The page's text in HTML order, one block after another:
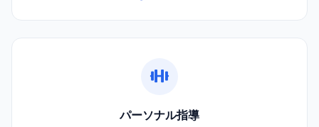
パーソナル指導